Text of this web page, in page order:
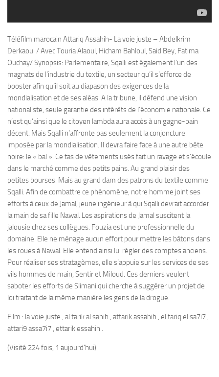
Téléfilm marocain Attariq Assahih- La voie juste – Abdelkrim
Derkaoui / Avec Touria Alaoui, Hicham Bahloul, Said Bey, Fatima
Ouchay/ Synopsis: Parlementaire, Sqalli est également l’un des
magnats de l’industrie du textile, un secteur qu’il s’efforce de
booster afin qu’il soit au diapason des exigences de la
mondialisation et de ses aléas. A la tribune, il défend une vision
nationaliste, seule garantie des intérêts de l’économie nationale. Ce
n’est qu’ainsi que le citoyen lambda aura accès à un gagne-pain
décent. Mais Sqalli n’affronte pas seulement la conjoncture
imposée par la mondialisation. Il devra faire face à une autre bête
noire: le « bal ». Ce tas de vêtements usés fait un ravage et s’écoule
dans le marché comme des petits pains. Au grand plaisir des
petites bourses. Mais au grand dam des patrons du textile comme
Sqalli. Afin de combattre ce phénomène, notre homme joint ses
efforts à ceux de Jamal, jeune ingénieur à qui Sqalli devrait accorder
la main de sa fille Nawal. Les aspirations de Jamal suscitent la
jalousie chez ses collègues. Fouzia est une professionnelle du
domaine. Elle ne ménage aucun effort pour mettre les bâtons dans
les roues à Nawal. Elle entend ainsi lui régler des comptes anciens.
Pour réaliser ses stratagèmes, elle s’appuie sur les services de ses
vils hommes de main, Sentir et Miloud. Ces derniers veulent
saboter les efforts de Slimani qui cherche à suggérer un projet de
loi traitant de la même manière les gens de la drogue.
Film : la voie juste , al tarik al sahih , attarik assahih , el tariq el sa7i7 ,
attari9 assa7i7 , ettarik essahih .
(Visité 224 fois, 1 aujourd'hui)